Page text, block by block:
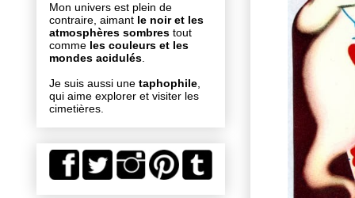
Mon univers est plein de
contraire, aimant le noir et les
atmosphères sombres tout
comme les couleurs et les
mondes acidulés
Je suis aussi une taphophile
qui aime explorer et visiter les
cimetières.